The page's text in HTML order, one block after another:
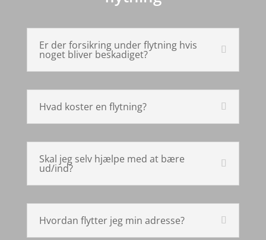
Er der forsikring under flytning hvis
noget bliver beskadiget?
Hvad koster en flytning?
Skal jeg selv hjælpe med at bære
ud/ind?
Hvordan flytter jeg min adresse?